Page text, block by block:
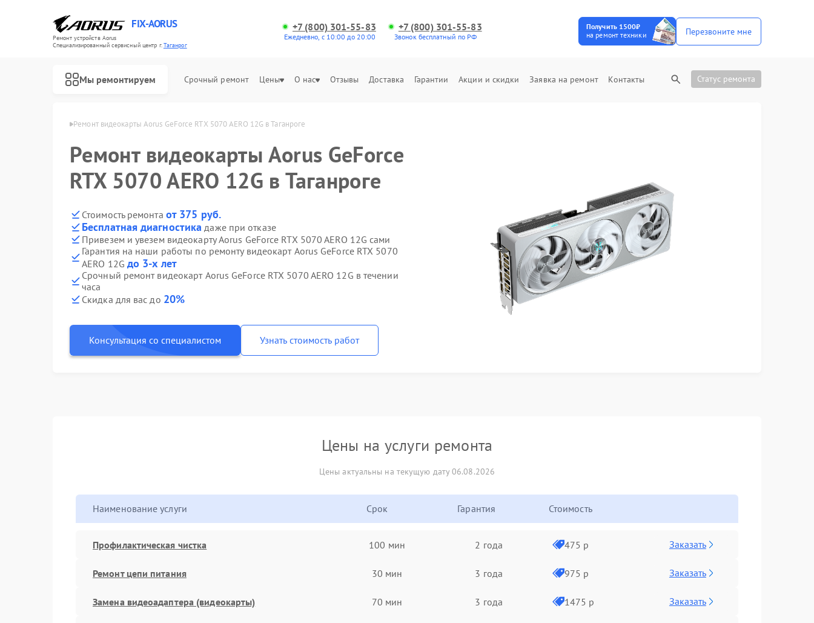
FIX-AORUS
Ремонт устройств Aorus
Специализированный cервисный центр г.Таганрог
+7 (800) 301-55-83
Ежедневно, с 10:00 до 20:00
+7 (800) 301-55-83
Звонок бесплатный по РФ
Получить 1500₽
на ремонт техники
Перезвоните мне
Мы ремонтируем Срочный ремонт Цены О нас Отзывы Доставка Гарантии Акции и скидки Заявка на ремонт Контакты Статус ремонта
Aorus в Таганроге Ремонт видеокарты Aorus GeForce RTX 5070 AERO 12G в Таганроге
Ремонт видеокарты Aorus GeForce
RTX 5070 AERO 12G в Таганроге
Стоимость ремонта от 375 руб.
Бесплатная диагностика даже при отказе
Привезем и увезем видеокарту Aorus GeForce RTX 5070 AERO 12G сами
Гарантия на наши работы по ремонту видеокарт Aorus GeForce RTX 5070
AERO 12G до 3-х лет
Срочный ремонт видеокарт Aorus GeForce RTX 5070 AERO 12G в течении
часа
Скидка для вас до 20%
Консультация со специалистом Узнать стоимость работ
Цены на услуги ремонта
Цены актуальны на текущую дату 06.08.2026
Наименование услуги Срок Гарантия Стоимость
Профилактическая чистка 100 мин 2 года 475 р Заказать
Ремонт цепи питания 30 мин 3 года 975 р Заказать
Замена видеоадаптера (видеокарты) 70 мин 3 года 1475 р Заказать